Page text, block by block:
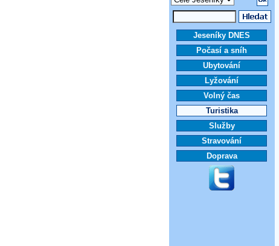
Jeseníky DNES
Počasí a sníh
Ubytování
Lyžování
Volný čas
Turistika
Služby
Stravování
Doprava